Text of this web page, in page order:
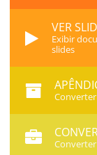
VER
Exibir
slides